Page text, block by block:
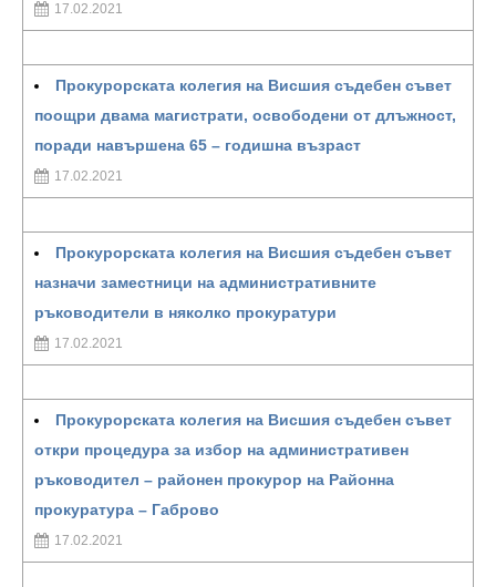
17.02.2021
Прокурорската колегия на Висшия съдебен съвет
поощри двама магистрати, освободени от длъжност,
поради навършена 65 – годишна възраст
17.02.2021
Прокурорската колегия на Висшия съдебен съвет
назначи заместници на административните
ръководители в няколко прокуратури
17.02.2021
Прокурорската колегия на Висшия съдебен съвет
откри процедура за избор на административен
ръководител – районен прокурор на Районна
прокуратура – Габрово
17.02.2021